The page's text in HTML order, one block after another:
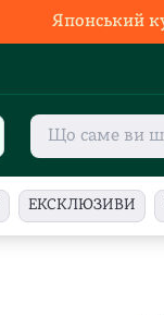
Японський
ЕКСКЛЮЗИВИ